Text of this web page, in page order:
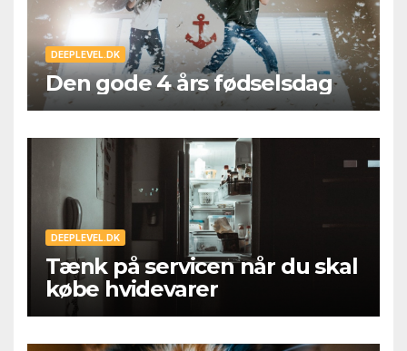
DEEPLEVEL.DK
Den gode 4 års fødselsdag
DEEPLEVEL.DK
Tænk på servicen når du skal
købe hvidevarer